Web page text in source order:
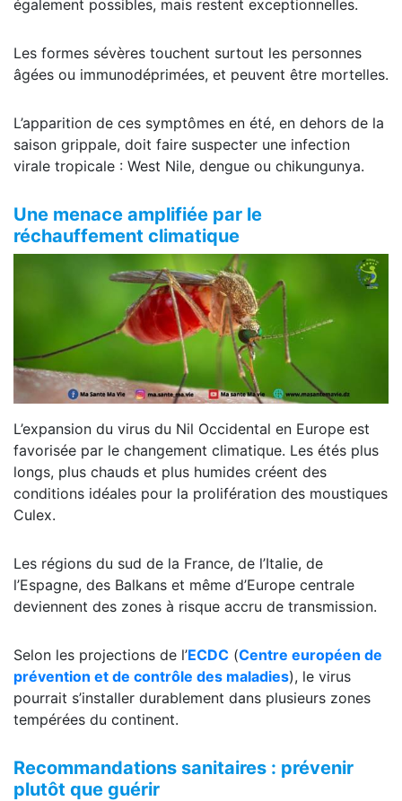
également possibles, mais restent exceptionnelles.
Les formes sévères touchent surtout les personnes
âgées ou immunodéprimées, et peuvent être mortelles.
L’apparition de ces symptômes en été, en dehors de la
saison grippale, doit faire suspecter une infection
virale tropicale : West Nile, dengue ou chikungunya.
Une menace amplifiée par le
réchauffement climatique
L’expansion du virus du Nil Occidental en Europe est
favorisée par le changement climatique. Les étés plus
longs, plus chauds et plus humides créent des
conditions idéales pour la prolifération des moustiques
Culex.
Les régions du sud de la France, de l’Italie, de
l’Espagne, des Balkans et même d’Europe centrale
deviennent des zones à risque accru de transmission.
Selon les projections de l’ECDC (Centre européen de
prévention et de contrôle des maladies), le virus
pourrait s’installer durablement dans plusieurs zones
tempérées du continent.
Recommandations sanitaires : prévenir
plutôt que guérir